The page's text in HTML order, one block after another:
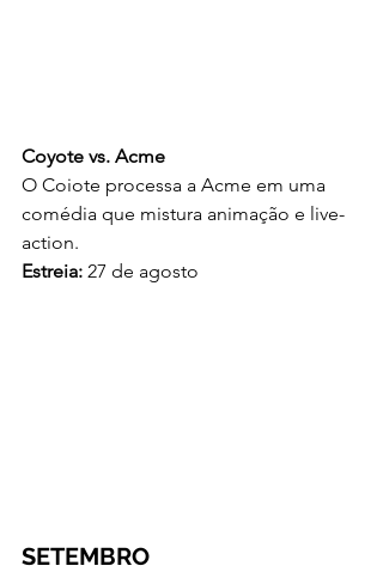
Coyote vs. Acme
O Coiote processa a Acme em uma
comédia que mistura animação e live-
action.
Estreia: 27 de agosto
SETEMBRO